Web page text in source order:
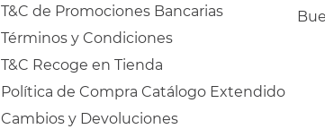
T&C de Promociones Bancarias
Términos y Condiciones
T&C Recoge en Tienda
Política de Compra Catálogo Extendido
Cambios y Devoluciones